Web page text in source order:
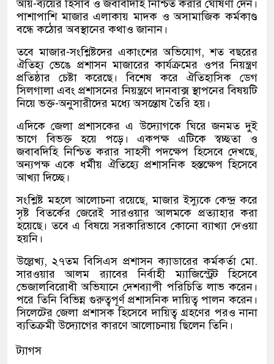
আয়-ব্যয়ের হিসাব ও জবাবদিহি নিশ্চিত করার ঘোষণা দেন।
পাশাপাশি মাজার এলাকায় মাদক ও অসামাজিক কর্মকাণ্ড
বন্ধে কঠোর অবস্থানের কথাও জানান।
তবে মাজার-সংশ্লিষ্টদের একাংশের অভিযোগ, শত বছরের
ঐতিহ্য ভেঙে প্রশাসন মাজারের কার্যক্রমের ওপর নিয়ন্ত্রণ
প্রতিষ্ঠার চেষ্টা করেছে। বিশেষ করে ঐতিহাসিক ডেগ
সিলগালা এবং প্রশাসনের নিয়ন্ত্রণে দানবাক্স স্থাপনের বিষয়টি
নিয়ে ভক্ত-অনুসারীদের মধ্যে অসন্তোষ তৈরি হয়।
এদিকে জেলা প্রশাসকের এ উদ্যোগকে ঘিরে জনমত দুই
ভাগে বিভক্ত হয়ে পড়ে। একপক্ষ এটিকে স্বচ্ছতা ও
জবাবদিহি নিশ্চিত করার সাহসী পদক্ষেপ হিসেবে দেখছে,
অন্যপক্ষ একে ধর্মীয় ঐতিহ্যে প্রশাসনিক হস্তক্ষেপ হিসেবে
আখ্যা দিচ্ছে।
সংশ্লিষ্ট মহলে আলোচনা রয়েছে, মাজার ইস্যুকে কেন্দ্র করে
সৃষ্ট বিতর্কের জেরেই সারওয়ার আলমকে প্রত্যাহার করা
হয়েছে। তবে এ বিষয়ে সরকারিভাবে কোনো ব্যাখ্যা দেওয়া
হয়নি।
উল্লেখ্য, ২৭তম বিসিএস প্রশাসন ক্যাডারের কর্মকর্তা মো.
সারওয়ার আলম র‌্যাবের নির্বাহী ম্যাজিস্ট্রেট হিসেবে
ভেজালবিরোধী অভিযানে দেশব্যাপী পরিচিতি লাভ করেন।
পরে তিনি বিভিন্ন গুরুত্বপূর্ণ প্রশাসনিক দায়িত্ব পালন করেন।
সিলেটের জেলা প্রশাসক হিসেবে দায়িত্ব গ্রহণের পরও নানা
ব্যতিক্রমী উদ্যোগের কারণে আলোচনায় ছিলেন তিনি।
ট্যাগস